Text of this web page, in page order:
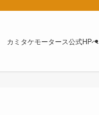
カミタケモータース公式HPへ